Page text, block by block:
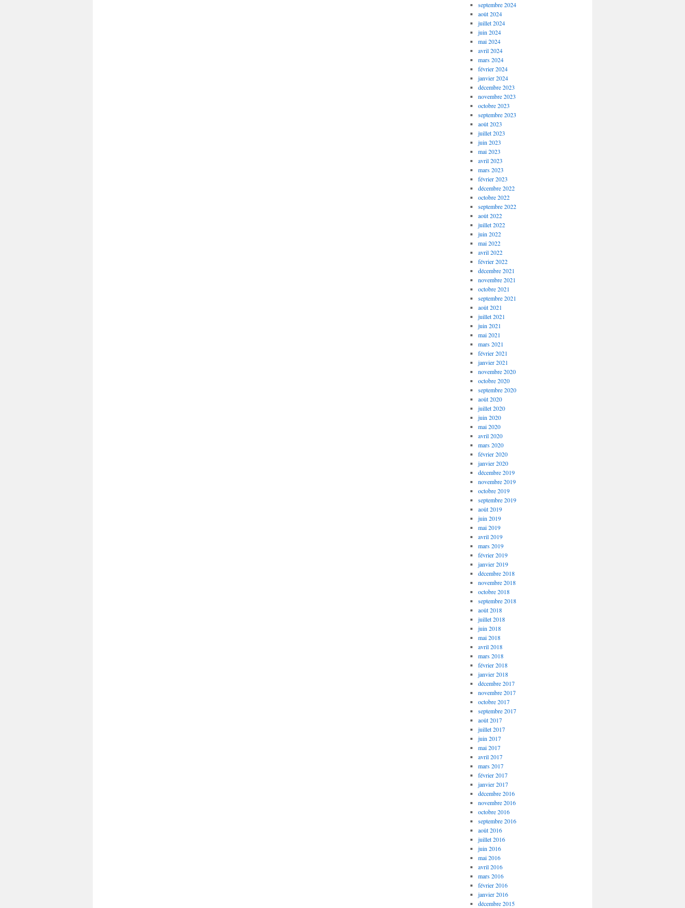
septembre 2024
août 2024
juillet 2024
juin 2024
mai 2024
avril 2024
mars 2024
février 2024
janvier 2024
décembre 2023
novembre 2023
octobre 2023
septembre 2023
août 2023
juillet 2023
juin 2023
mai 2023
avril 2023
mars 2023
février 2023
décembre 2022
octobre 2022
septembre 2022
août 2022
juillet 2022
juin 2022
mai 2022
avril 2022
février 2022
décembre 2021
novembre 2021
octobre 2021
septembre 2021
août 2021
juillet 2021
juin 2021
mai 2021
mars 2021
février 2021
janvier 2021
novembre 2020
octobre 2020
septembre 2020
août 2020
juillet 2020
juin 2020
mai 2020
avril 2020
mars 2020
février 2020
janvier 2020
décembre 2019
novembre 2019
octobre 2019
septembre 2019
août 2019
juin 2019
mai 2019
avril 2019
mars 2019
février 2019
janvier 2019
décembre 2018
novembre 2018
octobre 2018
septembre 2018
août 2018
juillet 2018
juin 2018
mai 2018
avril 2018
mars 2018
février 2018
janvier 2018
décembre 2017
novembre 2017
octobre 2017
septembre 2017
août 2017
juillet 2017
juin 2017
mai 2017
avril 2017
mars 2017
février 2017
janvier 2017
décembre 2016
novembre 2016
octobre 2016
septembre 2016
août 2016
juillet 2016
juin 2016
mai 2016
avril 2016
mars 2016
février 2016
janvier 2016
décembre 2015